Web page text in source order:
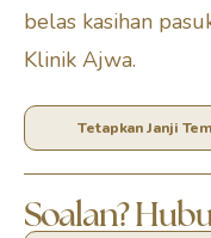
belas kasihan
Klinik Ajwa.
Tetapkan Janji
Soalan?